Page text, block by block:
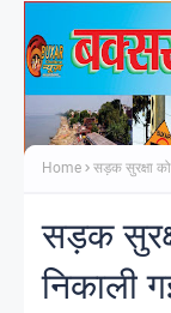
Home सड़क सुरक्षा
सड़क
निकाली